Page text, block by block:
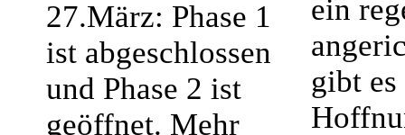
27.März: Phase 1
ist abgeschlossen
und Phase 2 ist
geöffnet. Mehr
ein
gibt